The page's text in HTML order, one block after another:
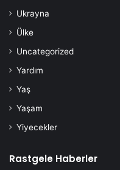
Ukrayna
Ülke
Uncategorized
Yardım
Yaş
Yaşam
Yiyecekler
Rastgele Haberler